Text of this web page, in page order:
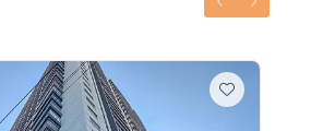
muito mais rápido do que em
São Paulo, especialmente em
em produzir campanhas